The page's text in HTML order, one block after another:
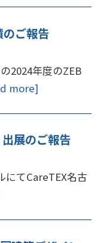
ご報告
2024年度のZEB
more]
展のご報告
てCareTEX名古